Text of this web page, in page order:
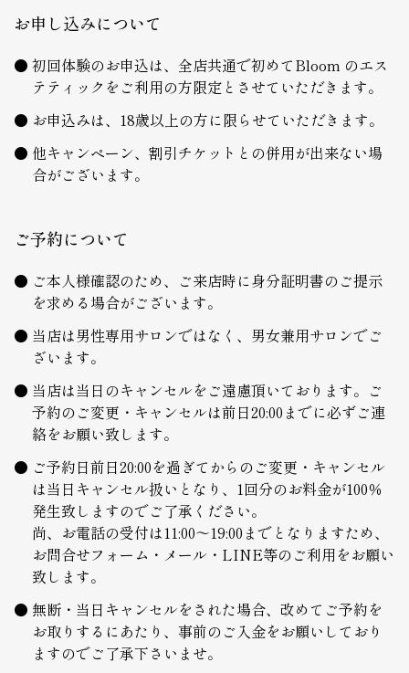
お申し込みについて
初回体験のお申込は、全店共通で初めてBloom のエス
テティックをご利用の方限定とさせていただきます。
お申込みは、18歳以上の方に限らせていただきます。
他キャンペーン、割引チケットとの併用が出来ない場
合がございます。
ご予約について
ご本人様確認のため、ご来店時に身分証明書のご提示
を求める場合がございます。
当店は男性専用サロンではなく、男女兼用サロンでご
ざいます。
当店は当日のキャンセルをご遠慮頂いております。ご
予約のご変更・キャンセルは前日20:00までに必ずご連
絡をお願い致します。
ご予約日前日20:00を過ぎてからのご変更・キャンセル
は当日キャンセル扱いとなり、1回分のお料金が100％
発生致しますのでご了承ください。
尚、お電話の受付は11:00～19:00までとなりますため、
お問合せフォーム・メール・LINE等のご利用をお願い
致します。
無断・当日キャンセルをされた場合、改めてご予約を
お取りするにあたり、事前のご入金をお願いしており
ますのでご了承下さいませ。